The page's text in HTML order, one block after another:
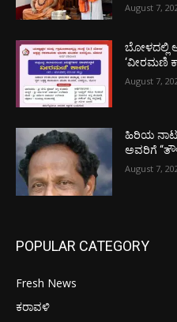
August 7,
ಬೋಳದಲ್ಲಿ
‘ವೀರಮಣಿ
August 7,
ಹಿರಿಯ
ಅವರಿಗೆ
August 7,
POPULAR CATEGORY
Fresh News
ಕರಾವಳಿ